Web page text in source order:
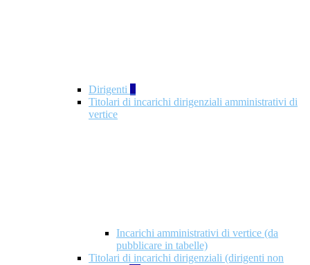
Dirigenti 1
Titolari di incarichi dirigenziali amministrativi di
vertice
Incarichi amministrativi di vertice (da
pubblicare in tabelle)
Titolari di incarichi dirigenziali (dirigenti non